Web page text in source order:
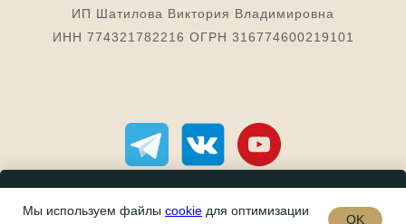
Нет в наличии
Мы используем файлы cookie для оптимизации
OK
ИП Шатилова Виктория Владимировна
ИНН 774321782216 ОГРН 316774600219101